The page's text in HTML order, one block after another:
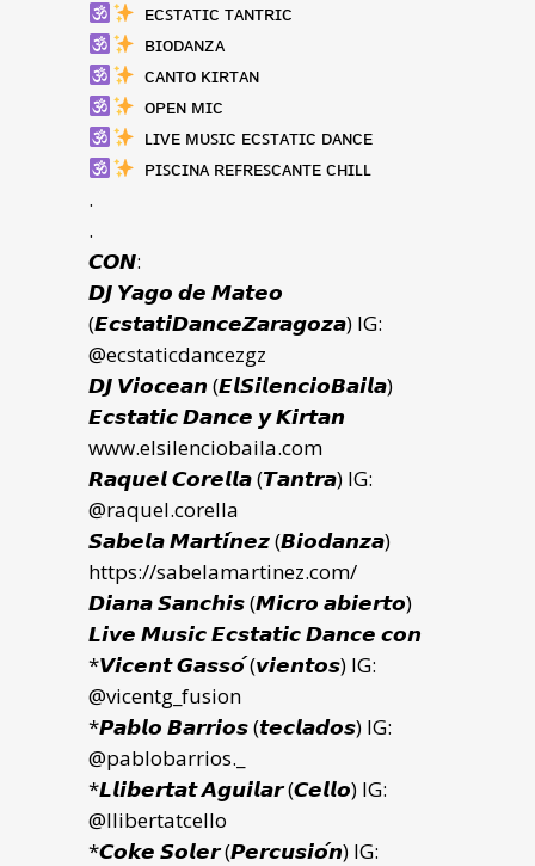
ᴇᴄꜱᴛᴀᴛɪᴄ ᴛᴀɴᴛʀɪᴄ
ʙɪᴏᴅᴀɴᴢᴀ
ᴄᴀɴᴛᴏ ᴋɪʀᴛᴀɴ
ᴏᴘᴇɴ ᴍɪᴄ
ʟɪᴠᴇ ᴍᴜꜱɪᴄ ᴇᴄꜱᴛᴀᴛɪᴄ ᴅᴀɴᴄᴇ
ᴘɪꜱᴄɪɴᴀ ʀᴇꜰʀᴇꜱᴄᴀɴᴛᴇ ᴄʜɪʟʟ
.
.
𝘾𝙊𝙉:
𝘿𝙅 𝙔𝙖𝙜𝙤 𝙙𝙚 𝙈𝙖𝙩𝙚𝙤
(𝙀𝙘𝙨𝙩𝙖𝙩𝙞𝘿𝙖𝙣𝙘𝙚𝙕𝙖𝙧𝙖𝙜𝙤𝙯𝙖) IG:
@ecstaticdancezgz
𝘿𝙅 𝙑𝙞𝙤𝙘𝙚𝙖𝙣 (𝙀𝙡𝙎𝙞𝙡𝙚𝙣𝙘𝙞𝙤𝘽𝙖𝙞𝙡𝙖)
𝙀𝙘𝙨𝙩𝙖𝙩𝙞𝙘 𝘿𝙖𝙣𝙘𝙚 𝙮 𝙆𝙞𝙧𝙩𝙖𝙣
www.elsilenciobaila.com
𝙍𝙖𝙦𝙪𝙚𝙡 𝘾𝙤𝙧𝙚𝙡𝙡𝙖 (𝙏𝙖𝙣𝙩𝙧𝙖) IG:
@raquel.corella
𝙎𝙖𝙗𝙚𝙡𝙖 𝙈𝙖𝙧𝙩𝙞́𝙣𝙚𝙯 (𝘽𝙞𝙤𝙙𝙖𝙣𝙯𝙖)
https://sabelamartinez.com/
𝘿𝙞𝙖𝙣𝙖 𝙎𝙖𝙣𝙘𝙝𝙞𝙨 (𝙈𝙞𝙘𝙧𝙤 𝙖𝙗𝙞𝙚𝙧𝙩𝙤)
𝙇𝙞𝙫𝙚 𝙈𝙪𝙨𝙞𝙘 𝙀𝙘𝙨𝙩𝙖𝙩𝙞𝙘 𝘿𝙖𝙣𝙘𝙚 𝙘𝙤𝙣
*𝙑𝙞𝙘𝙚𝙣𝙩 𝙂𝙖𝙨𝙨𝙤́ (𝙫𝙞𝙚𝙣𝙩𝙤𝙨) IG:
@vicentg_fusion
*𝙋𝙖𝙗𝙡𝙤 𝘽𝙖𝙧𝙧𝙞𝙤𝙨 (𝙩𝙚𝙘𝙡𝙖𝙙𝙤𝙨) IG:
@pablobarrios._
*𝙇𝙡𝙞𝙗𝙚𝙧𝙩𝙖𝙩 𝘼𝙜𝙪𝙞𝙡𝙖𝙧 (𝘾𝙚𝙡𝙡𝙤) IG:
@llibertatcello
*𝘾𝙤𝙠𝙚 𝙎𝙤𝙡𝙚𝙧 (𝙋𝙚𝙧𝙘𝙪𝙨𝙞𝙤́𝙣) IG: